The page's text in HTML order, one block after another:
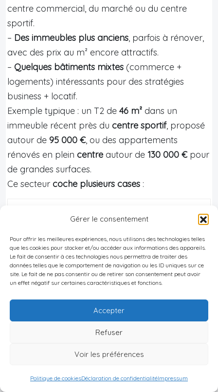
Gérer le consentement
Pour offrir les meilleures expériences, nous utilisons des technologies telles
que les cookies pour stocker et/ou accéder aux informations des appareils.
Le fait de consentir à ces technologies nous permettra de traiter des
données telles que le comportement de navigation ou les ID uniques sur ce
site. Le fait de ne pas consentir ou de retirer son consentement peut avoir
un effet négatif sur certaines caractéristiques et fonctions.
Accepter
Refuser
Voir les préférences
Politique de cookiesDéclaration de confidentialitéImpressum
centre commercial, du marché ou du centre
sportif.
– Des immeubles plus anciens, parfois à rénover,
avec des prix au m² encore attractifs.
– Quelques bâtiments mixtes (commerce +
logements) intéressants pour des stratégies
business + locatif.
Exemple typique : un T2 de 46 m² dans un
immeuble récent près du centre sportif, proposé
autour de 95 000 €, ou des appartements
rénovés en plein centre autour de 130 000 €pour
de grandes surfaces.
Ce secteur coche plusieurs cases :
Atouts de l’immobilier en centre-
ville
Principaux avantages liés à l’investissement
dans un bien situé au cœur de la ville, basés
sur la dynamique du marché.
Revente plus facile qu’en périphérie